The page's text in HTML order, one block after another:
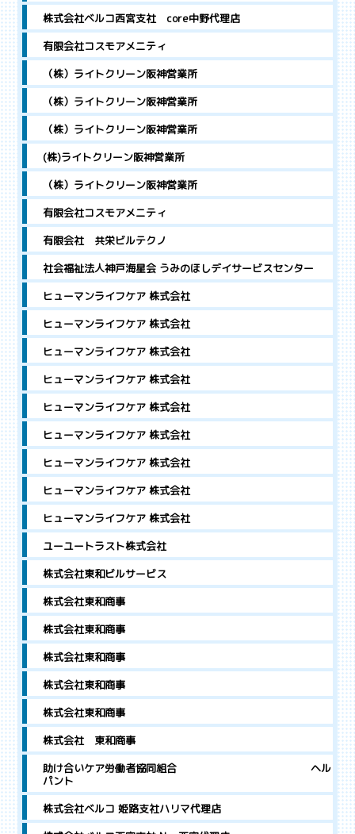
株式会社ベルコ西宮支社 core中野代理店
有限会社コスモアメニティ
（株）ライトクリーン阪神営業所
（株）ライトクリーン阪神営業所
（株）ライトクリーン阪神営業所
(株)ライトクリーン阪神営業所
（株）ライトクリーン阪神営業所
有限会社コスモアメニティ
有限会社 共栄ビルテクノ
社会福祉法人神戸海星会 うみのほしデイサービスセンター
ヒューマンライフケア 株式会社
ヒューマンライフケア 株式会社
ヒューマンライフケア 株式会社
ヒューマンライフケア 株式会社
ヒューマンライフケア 株式会社
ヒューマンライフケア 株式会社
ヒューマンライフケア 株式会社
ヒューマンライフケア 株式会社
ヒューマンライフケア 株式会社
ユーユートラスト株式会社
株式会社東和ビルサービス
株式会社東和商事
株式会社東和商事
株式会社東和商事
株式会社東和商事
株式会社東和商事
株式会社 東和商事
助け合いケア労働者協同組合 ヘル
パント
株式会社ベルコ 姫路支社ハリマ代理店